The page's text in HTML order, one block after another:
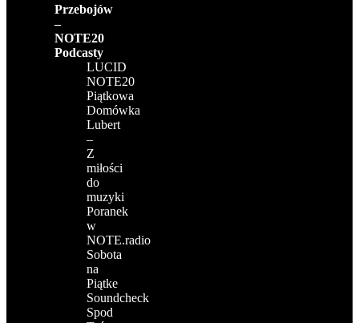
Przebojów
–
NOTE20
Podcasty
LUCID
NOTE20
Piątkowa
Domówka
Lubert
–
Z
miłości
do
muzyki
Poranek
w
NOTE.radio
Sobota
na
Piątke
Soundcheck
Spod